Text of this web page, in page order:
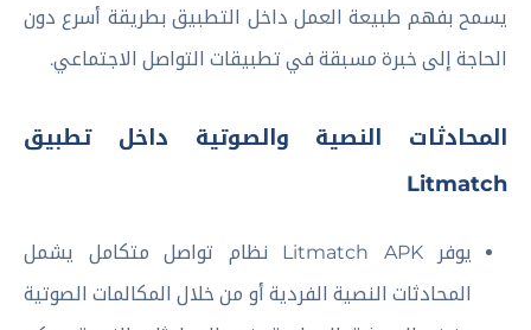
يسمح بفهم طبيعة العمل داخل التطبيق بطريقة أسرع دون
الحاجة إلى خبرة مسبقة في تطبيقات التواصل الاجتماعي.
المحادثات النصية والصوتية داخل تطبيق
Litmatch
يوفر Litmatch APK نظام تواصل متكامل يشمل
المحادثات النصية الفردية أو من خلال المكالمات الصوتية